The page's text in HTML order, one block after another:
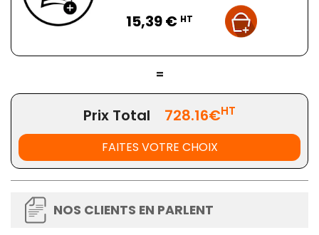
15,39 € HT
=
Prix Total 728.16€HT
FAITES VOTRE CHOIX
NOS CLIENTS EN PARLENT